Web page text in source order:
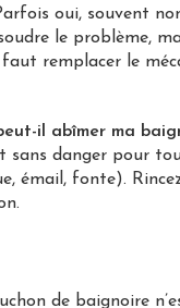
oui, souvent
le problème,
remplacer le
il abîmer ma
sans danger pour
émail, fonte).
de baignoire